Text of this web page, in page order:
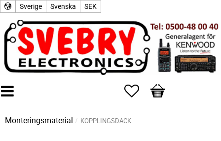
Sverige Svenska SEK
Favoriter
Kundvagn
Monteringsmaterial KOPPLINGSDÄCK